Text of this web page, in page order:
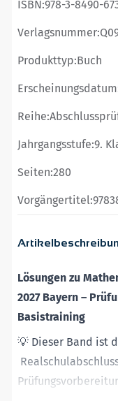
Lösungen zu
2027 Bayern –
Basistraining
💡 Dieser Band ist
ISBN:978-3-8490-
Verlagsnummer:
Produkttyp:Buch
Reihe:
Jahrgangsstufe:9.
Seiten:280
Vorgängertitel: